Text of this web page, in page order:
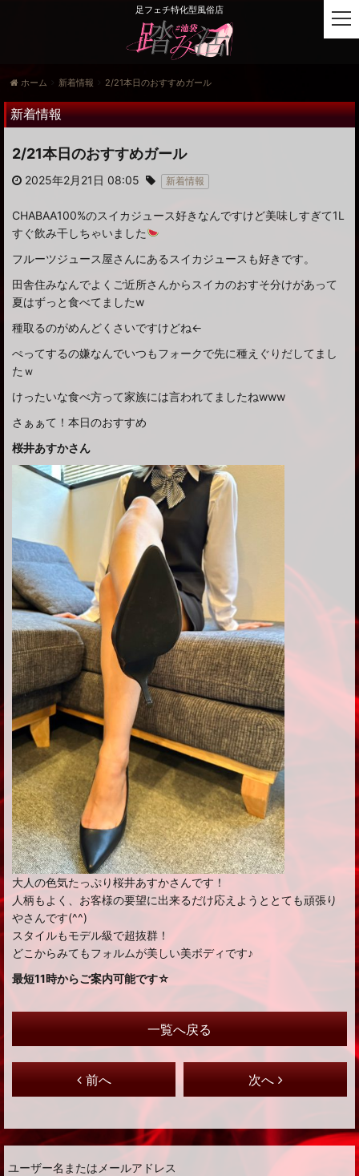
足フェチ特化型風俗店
ホーム 新着情報 2/21本日のおすすめガール
新着情報
2/21本日のおすすめガール
2025年2月21日 08:05 新着情報
CHABAA100%のスイカジュース好きなんですけど美味しすぎて1L
すぐ飲み干しちゃいました
フルーツジュース屋さんにあるスイカジュースも好きです。
田舎住みなんでよくご近所さんからスイカのおすそ分けがあって
夏はずっと食べてましたw
種取るのがめんどくさいですけどね←
ぺってするの嫌なんでいつもフォークで先に種えぐりだしてまし
たｗ
けったいな食べ方って家族には言われてましたねwww
さぁぁて！本日のおすすめ
桜井あすかさん
大人の色気たっぷり桜井あすかさんです！
人柄もよく、お客様の要望に出来るだけ応えようととても頑張り
やさんです(^^)
スタイルもモデル級で超抜群！
どこからみてもフォルムが美しい美ボディです♪
最短11時からご案内可能です☆
前へ
一覧へ戻る
次へ
ユーザー名またはメールアドレス
t
o
e
t